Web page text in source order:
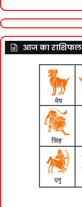
आज का राशिफल